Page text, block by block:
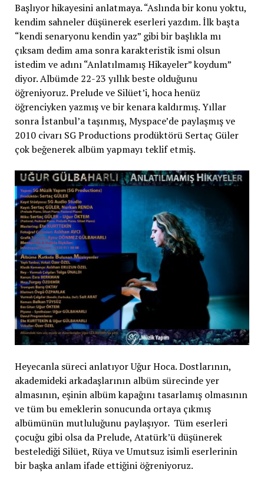
Başlıyor hikayesini anlatmaya. “Aslında bir konu yoktu,
kendim sahneler düşünerek eserleri yazdım. İlk başta
“kendi senaryonu kendin yaz” gibi bir başlıkla mı
çıksam dedim ama sonra karakteristik ismi olsun
istedim ve adını “Anlatılmamış Hikayeler” koydum”
diyor. Albümde 22-23 yıllık beste olduğunu
öğreniyoruz. Prelude ve Silüet’i, hoca henüz
öğrenciyken yazmış ve bir kenara kaldırmış. Yıllar
sonra İstanbul’a taşınmış, Myspace’de paylaşmış ve
2010 civarı SG Productions prodüktörü Sertaç Güler
çok beğenerek albüm yapmayı teklif etmiş.
Heyecanla süreci anlatıyor Uğur Hoca. Dostlarının,
akademideki arkadaşlarının albüm sürecinde yer
almasının, eşinin albüm kapağını tasarlamış olmasının
ve tüm bu emeklerin sonucunda ortaya çıkmış
albümünün mutluluğunu paylaşıyor. Tüm eserleri
çocuğu gibi olsa da Prelude, Atatürk’ü düşünerek
bestelediği Silüet, Rüya ve Umutsuz isimli eserlerinin
bir başka anlam ifade ettiğini öğreniyoruz.